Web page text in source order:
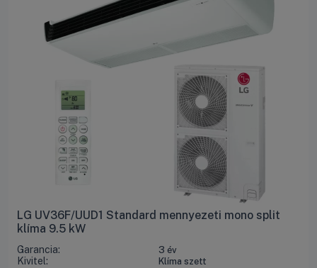
LG UV36F/UUD1 Standard mennyezeti mono split
klíma 9.5 kW
Garancia: 3 év
Kivitel: Klíma szett